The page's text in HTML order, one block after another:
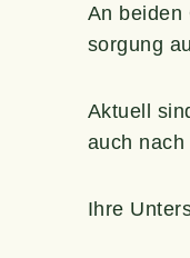
An bei­den
sor­gung
Aktu­ell
auch
Ihre